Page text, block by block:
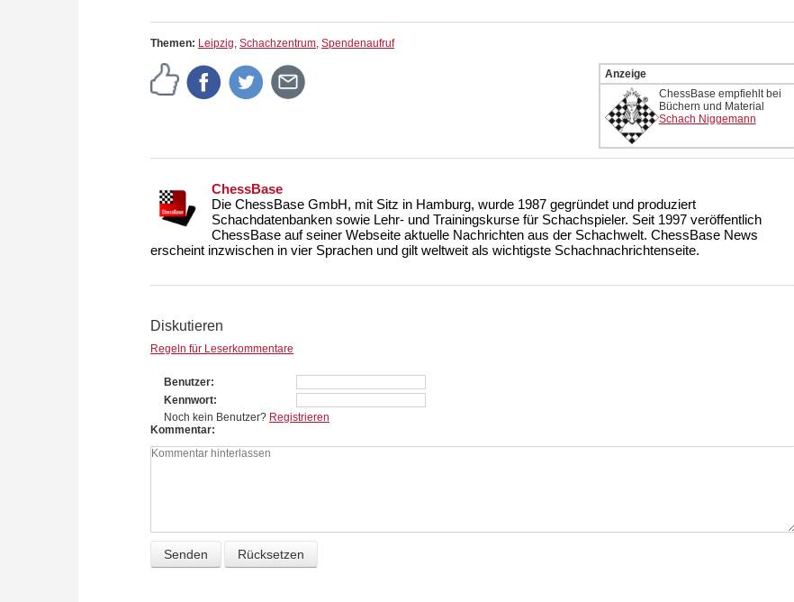
Themen: Leipzig Schachzentrum Spendenaufruf
Anzeige
ChessBase empfiehlt bei
Büchern und Material
Schach Niggemann
ChessBase
Die ChessBase GmbH, mit Sitz in Hamburg, wurde 1987 gegründet und produziert
Schachdatenbanken sowie Lehr- und Trainingskurse für Schachspieler. Seit 1997 veröffentlich
ChessBase auf seiner Webseite aktuelle Nachrichten aus der Schachwelt. ChessBase News
erscheint inzwischen in vier Sprachen und gilt weltweit als wichtigste Schachnachrichtenseite.
Diskutieren
Regeln für Leserkommentare
Benutzer
Kennwort
Noch kein Benutzer? Registrieren
Kommentar